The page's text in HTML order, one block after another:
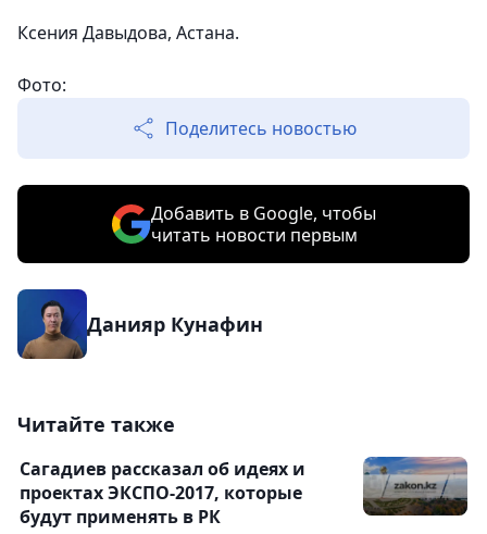
Ксения Давыдова, Астана.
Фото:
Поделитесь новостью
Добавить в Google, чтобы
читать новости первым
Данияр Кунафин
Читайте также
Сагадиев рассказал об идеях и
проектах ЭКСПО-2017, которые
будут применять в РК